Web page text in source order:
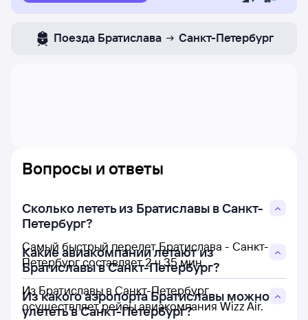
Поезда Братислава Санкт-Петербург
Вопросы и ответы
Сколько лететь из Братиславы в Санкт-
Петербург?
Самый быстрый перелет Братислава - Санкт-
Петербург составляет 2 ч 35 мин.
Какие авиакомпании летают из
Братиславы в Санкт-Петербург?
Из Братиславы в Санкт-Петербург
осуществляет рейсы авиакомпания Wizz Air.
Из какого аэропорта Братиславы можно
улететь в Санкт-Петербург?